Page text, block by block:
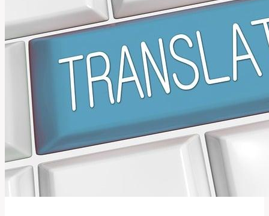
tento
den?